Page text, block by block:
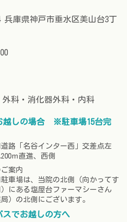
兵庫県神戸市垂水区美山台3丁
外科・消化器外科・内科
越しの場合 ※駐車場15台完
路「名谷インター西」交差点左
ｍ直進、西側
案内
車場は、当院の北側（向かってす
にある塩屋台ファーマシーさん
局）の北側にございます。
スでお越しの方へ